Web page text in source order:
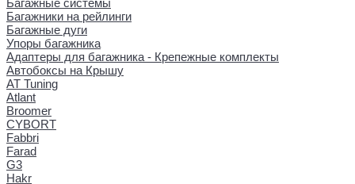
Багажники на рейлинги
Багажные дуги
Упоры багажника
Адаптеры для багажника - Крепежные комплекты
Автобоксы на Крышу
AT Tuning
Atlant
Broomer
CYBORT
Fabbri
Farad
G3
Hakr